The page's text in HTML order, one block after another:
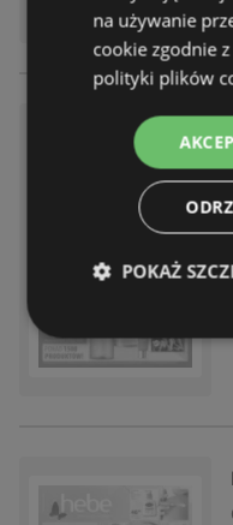
na używanie
cookie zgodnie
polityki plików
POKAŻ